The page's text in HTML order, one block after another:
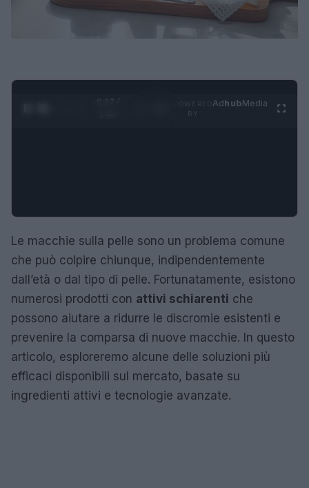
0:28 /
AdhubMedia
Le macchie sulla pelle sono un problema comune
che può colpire chiunque, indipendentemente
dall’età o dal tipo di pelle. Fortunatamente, esistono
numerosi prodotti con attivi schiarenti che
possono aiutare a ridurre le discromie esistenti e
prevenire la comparsa di nuove macchie. In questo
articolo, esploreremo alcune delle soluzioni più
efficaci disponibili sul mercato, basate su
ingredienti attivi e tecnologie avanzate.